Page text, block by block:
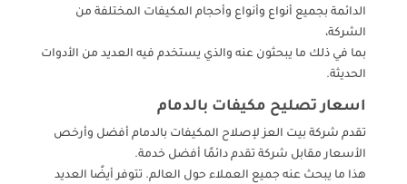
الدائمة بجميع أنواع وأنواع وأحجام المكيفات المختلفة من
الشركة،
بما في ذلك ما يبحثون عنه والذي يستخدم فيه العديد من الأدوات
الحديثة.
اسعار تصليح مكيفات بالدمام
تقدم شركة بيت العز لإصلاح المكيفات بالدمام أفضل وأرخص
الأسعار مقابل شركة تقدم دائمًا أفضل خدمة.
هذا ما يبحث عنه جميع العملاء حول العالم. تتوفر أيضًا العديد